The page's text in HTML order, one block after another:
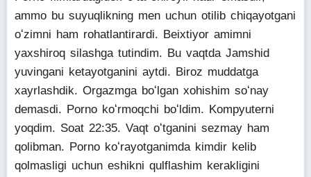
ammo bu suyuqlikning men uchun otilib chiqayotgani
oʻzimni ham rohatlantirardi. Beixtiyor amimni
yaxshiroq silashga tutindim. Bu vaqtda Jamshid
yuvingani ketayotganini aytdi. Biroz muddatga
xayrlashdik. Orgazmga boʻlgan xohishim soʻnay
demasdi. Porno koʻrmoqchi boʻldim. Kompyuterni
yoqdim. Soat 22:35. Vaqt oʻtganini sezmay ham
qolibman. Porno koʻrayotganimda kimdir kelib
qolmasligi uchun eshikni qulflashim kerakligini